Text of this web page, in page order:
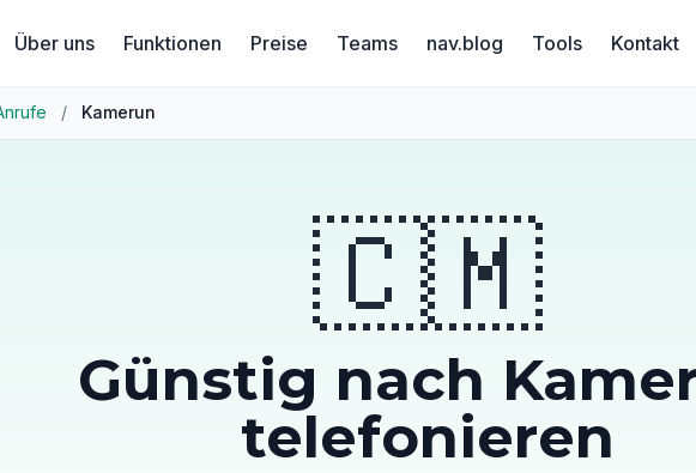
Über uns Funktionen Preise Teams nav.blog Tools Kontakt
/ Kamerun
🇨🇲
Günstig nach
telefonieren